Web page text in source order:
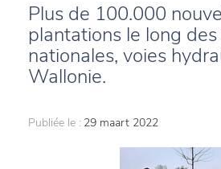
Plus de 100.000
plantations le long
nationales, voies
Wallonie.
Publiée le : 29 maart 2022